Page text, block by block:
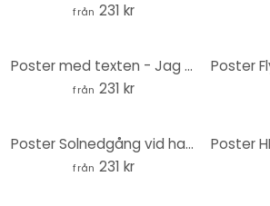
från 231 kr
Poster med texten - Jag kan köpa blommor till mig själv - Rund
från 231 kr
Poster Solnedgång vid havet med duvor - Cubistika - Rund
från 231 kr